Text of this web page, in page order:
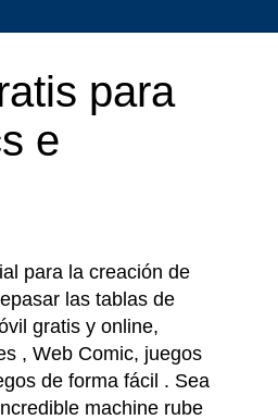
para
e
para la creación de
las tablas de
gratis y online,
, Web Comic, juegos
de forma fácil . Sea
machine rube